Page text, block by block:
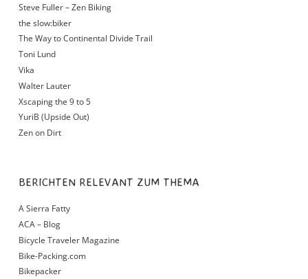
Steve Fuller – Zen Biking
the slow:biker
The Way to Continental Divide Trail
Toni Lund
Vika
Walter Lauter
Xscaping the 9 to 5
YuriB (Upside Out)
Zen on Dirt
BERICHTEN RELEVANT ZUM THEMA
A Sierra Fatty
ACA – Blog
Bicycle Traveler Magazine
Bike-Packing.com
Bikepacker